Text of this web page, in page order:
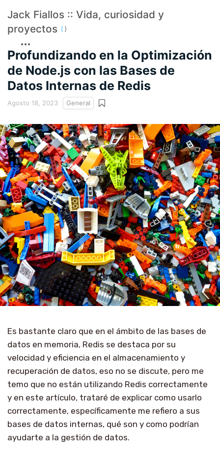
Jack Fiallos :: Vida, curiosidad y
proyectos
Profundizando en la Optimización
de Node.js con las Bases de
Datos Internas de Redis
Agosto 18, 2023 General
Es bastante claro que en el ámbito de las bases de
datos en memoria, Redis se destaca por su
velocidad y eficiencia en el almacenamiento y
recuperación de datos, eso no se discute, pero me
temo que no están utilizando Redis correctamente
y en este artículo, trataré de explicar como usarlo
correctamente, específicamente me refiero a sus
bases de datos internas, qué son y como podrían
ayudarte a la gestión de datos.